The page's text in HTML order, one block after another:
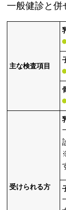
一般健診と併
主な検査項目
受けられる方